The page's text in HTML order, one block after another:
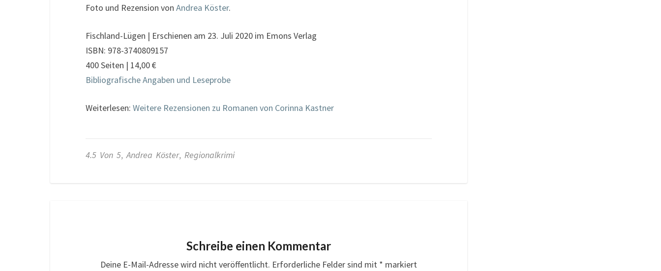
Foto und Rezension von Andrea Köster.
Fischland-Lügen | Erschienen am 23. Juli 2020 im Emons Verlag
ISBN: 978-3740809157
400 Seiten | 14,00 €
Bibliografische Angaben und Leseprobe
Weiterlesen: Weitere Rezensionen zu Romanen von Corinna Kastner
4.5 Von 5,Andrea Köster, Regionalkrimi
Schreibe einen Kommentar
Deine E-Mail-Adresse wird nicht veröffentlicht. Erforderliche Felder sind mit * markiert